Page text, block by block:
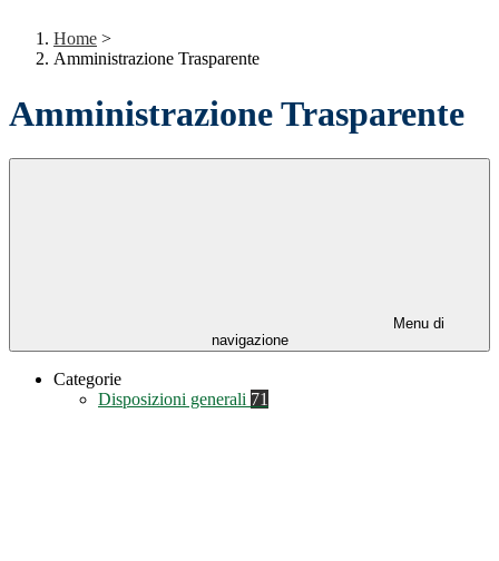
Home >
Amministrazione Trasparente
Amministrazione Trasparente
Menu di
navigazione
Categorie
Disposizioni generali 71